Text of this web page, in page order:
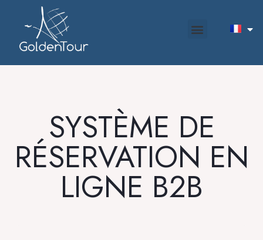
SYSTÈME DE
RÉSERVATION EN
LIGNE B2B